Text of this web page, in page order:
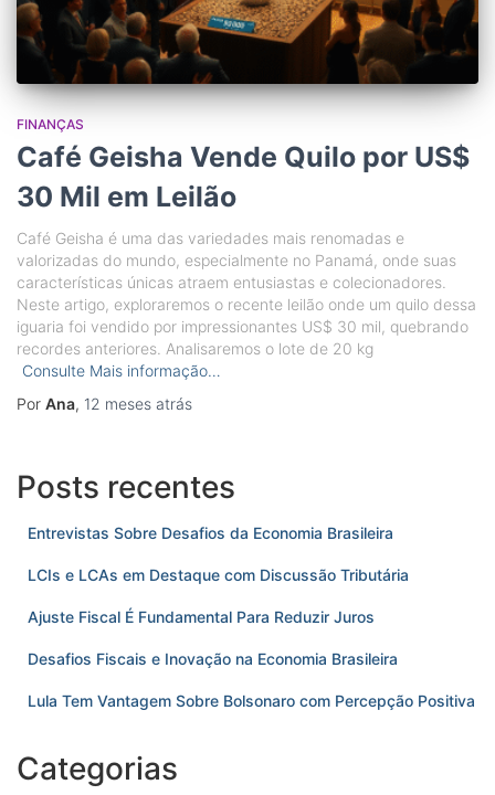
FINANÇAS
Café Geisha Vende Quilo por US$
30 Mil em Leilão
Café Geisha é uma das variedades mais renomadas e
valorizadas do mundo, especialmente no Panamá, onde suas
características únicas atraem entusiastas e colecionadores.
Neste artigo, exploraremos o recente leilão onde um quilo dessa
iguaria foi vendido por impressionantes US$ 30 mil, quebrando
recordes anteriores. Analisaremos o lote de 20 kg
Consulte Mais informação…
Por Ana, 12 meses atrás
Posts recentes
Entrevistas Sobre Desafios da Economia Brasileira
LCIs e LCAs em Destaque com Discussão Tributária
Ajuste Fiscal É Fundamental Para Reduzir Juros
Desafios Fiscais e Inovação na Economia Brasileira
Lula Tem Vantagem Sobre Bolsonaro com Percepção Positiva
Categorias